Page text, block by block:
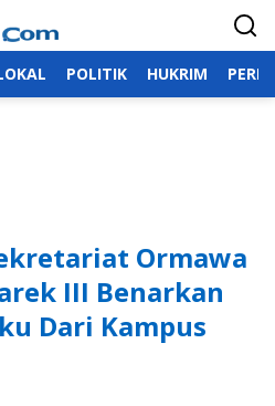
POLITIK HUKRIM
Ormawa
III Benarkan
Dari Kampus